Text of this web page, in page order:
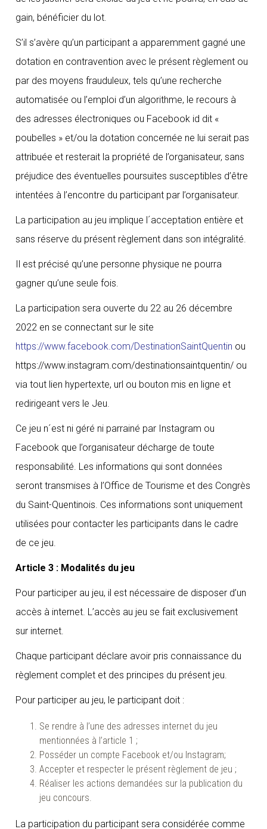
gain, bénéficier du lot.
S’il s’avère qu’un participant a apparemment gagné une
dotation en contravention avec le présent règlement ou
par des moyens frauduleux, tels qu’une recherche
automatisée ou l’emploi d’un algorithme, le recours à
des adresses électroniques ou Facebook id dit «
poubelles » et/ou la dotation concernée ne lui serait pas
attribuée et resterait la propriété de l’organisateur, sans
préjudice des éventuelles poursuites susceptibles d’être
intentées à l’encontre du participant par l’organisateur.
La participation au jeu implique l´acceptation entière et
sans réserve du présent règlement dans son intégralité.
Il est précisé qu’une personne physique ne pourra
gagner qu’une seule fois.
La participation sera ouverte du 22 au 26 décembre
2022 en se connectant sur le site
https://www.facebook.com/DestinationSaintQuentin ou
https://www.instagram.com/destinationsaintquentin/ ou
via tout lien hypertexte, url ou bouton mis en ligne et
redirigeant vers le Jeu.
Ce jeu n´est ni géré ni parrainé par Instagram ou
Facebook que l’organisateur décharge de toute
responsabilité. Les informations qui sont données
seront transmises à l’Office de Tourisme et des Congrès
du Saint-Quentinois. Ces informations sont uniquement
utilisées pour contacter les participants dans le cadre
de ce jeu.
Article 3 : Modalités du jeu
Pour participer au jeu, il est nécessaire de disposer d’un
accès à internet. L’accès au jeu se fait exclusivement
sur internet.
Chaque participant déclare avoir pris connaissance du
règlement complet et des principes du présent jeu.
Pour participer au jeu, le participant doit :
Se rendre à l’une des adresses internet du jeu
mentionnées à l’article 1 ;
Posséder un compte Facebook et/ou Instagram;
Accepter et respecter le présent règlement de jeu ;
Réaliser les actions demandées sur la publication du
jeu concours.
La participation du participant sera considérée comme